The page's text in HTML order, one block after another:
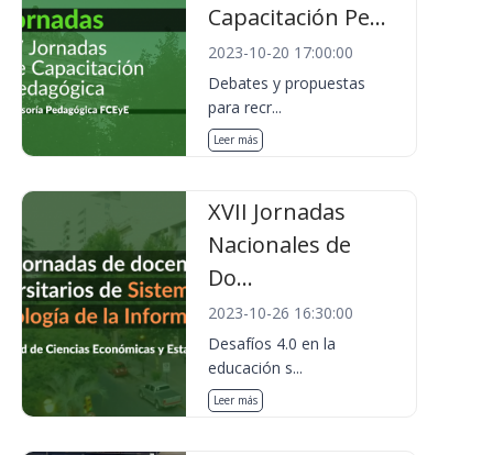
Capacitación Pe...
2023-10-20 17:00:00
Debates y propuestas
para recr...
Leer más
XVII Jornadas
Nacionales de
Do...
2023-10-26 16:30:00
Desafíos 4.0 en la
educación s...
Leer más